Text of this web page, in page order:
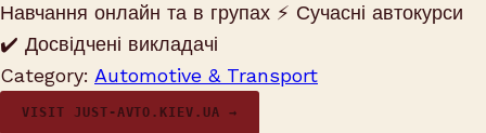
Навчання онлайн та в групах ⚡ Сучасні автокурси
✔️ Досвідчені викладачі
Category: Automotive & Transport
VISIT JUST-AVTO.KIEV.UA →